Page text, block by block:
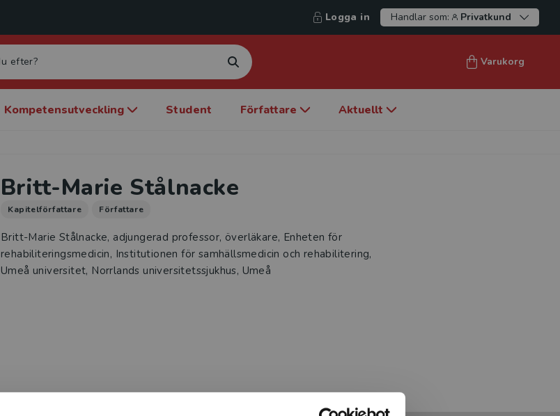
Logga in Handlar som: Privatkund
Varukorg
Kompetensutveckling Student Författare Aktuellt
Britt-Marie Stålnacke
Kapitelförfattare Författare
Britt-Marie Stålnacke, adjungerad professor, överläkare, Enheten för
rehabiliteringsmedicin, Institutionen för samhällsmedicin och rehabilitering,
Umeå universitet, Norrlands universitetssjukhus, Umeå